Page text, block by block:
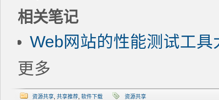
相关笔记
Web网站的性能测试工具
更多
资源共享 共享推荐 软件下载 资源共享